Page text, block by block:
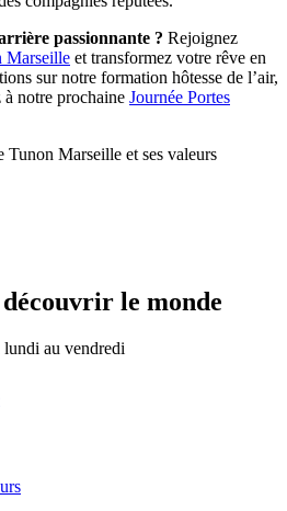
passionnante ? Rejoignez
Marseille et transformez votre rêve en
sur notre formation hôtesse de l’air,
notre prochaine Journée Portes
Marseille et ses valeurs
le monde
lundi au vendredi